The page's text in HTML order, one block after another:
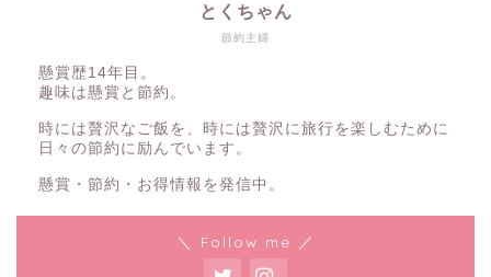
節約主婦
とくちゃん
懸賞歴14年目。
趣味は懸賞と節約。
時には贅沢なご飯を、時には贅沢に旅行を楽しむために
日々の節約に励んでいます。
懸賞・節約・お得情報を発信中。
＼ Follow me ／